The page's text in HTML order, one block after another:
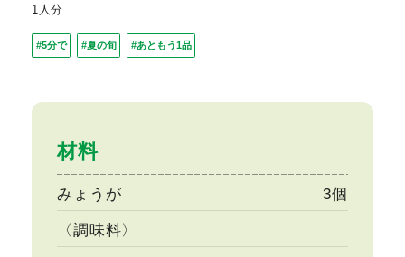
材料
みょうが 3個
〈調味料〉
1人分
#5分で #夏の旬 #あともう1品